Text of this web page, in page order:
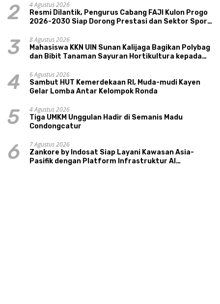
2
4 Agustus 2026
Resmi Dilantik, Pengurus Cabang FAJI Kulon Progo
2026-2030 Siap Dorong Prestasi dan Sektor Sport
3
8 Agustus 2026
Mahasiswa KKN UIN Sunan Kalijaga Bagikan Polybag
dan Bibit Tanaman Sayuran Hortikultura kepada
4
6 Agustus 2026
Sambut HUT Kemerdekaan RI, Muda-mudi Kayen
Gelar Lomba Antar Kelompok Ronda
5
4 Agustus 2026
Tiga UMKM Unggulan Hadir di Semanis Madu
Condongcatur
6
7 Agustus 2026
Zankore by Indosat Siap Layani Kawasan Asia-
Pasifik dengan Platform Infrastruktur AI